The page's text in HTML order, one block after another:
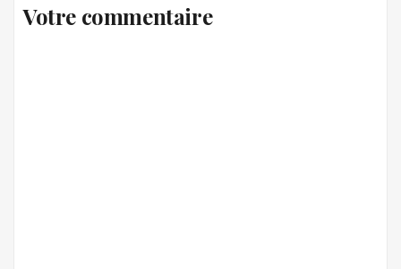
Votre commentaire